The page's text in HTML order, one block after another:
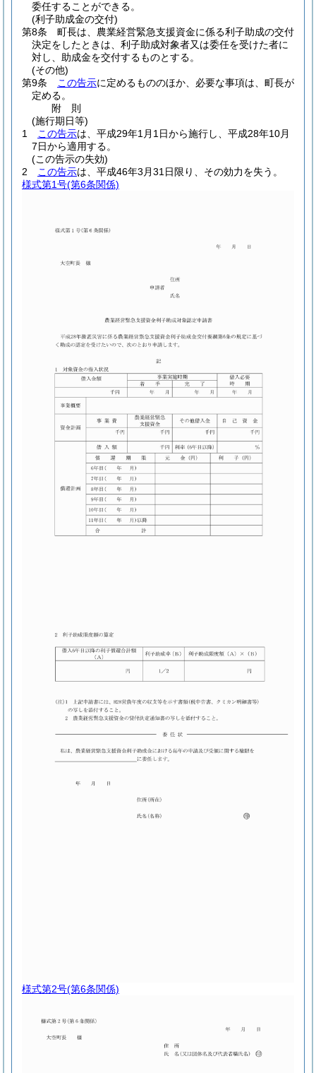
委任することができる。
(利子助成金の交付)
第8条
町長は、農業経営緊急支援資金に係る利子助成の交付
決定をしたときは、利子助成対象者又は委任を受けた者に
対し、助成金を交付するものとする。
(その他)
第9条
この告示に定めるもののほか、必要な事項は、町長が
定める。
附 則
(施行期日等)
1
この告示は、平成29年1月1日から施行し、平成28年10月
7日から適用する。
(この告示の失効)
2
この告示は、平成46年3月31日限り、その効力を失う。
様式第1号(第6条関係)
様式第2号(第6条関係)